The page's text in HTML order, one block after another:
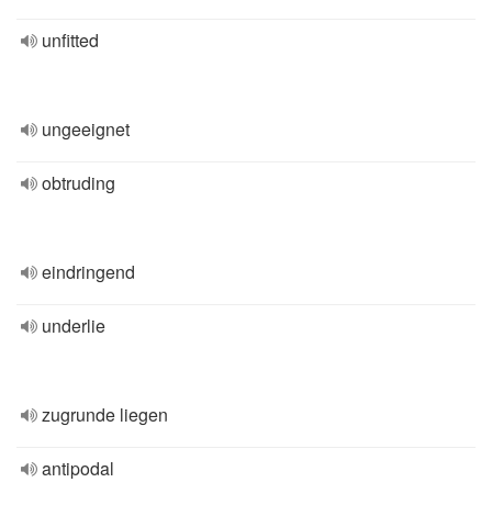
unfitted
ungeeignet
obtruding
eindringend
underlie
zugrunde liegen
antipodal